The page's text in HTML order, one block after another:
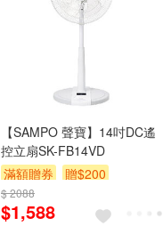
【SAMPO 聲寶】14吋DC遙
控立扇SK-FB14VD
滿額贈券
贈$200
$ 2088
$1,588